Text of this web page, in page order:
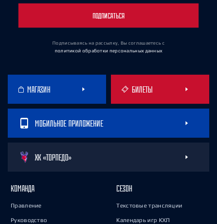
ПОДПИСАТЬСЯ
Подписываясь на рассылку, Вы соглашаетесь с
политикой обработки персональных данных
МАГАЗИН БИЛЕТЫ
МОБИЛЬНОЕ ПРИЛОЖЕНИЕ
ХК «ТОРПЕДО»
КОМАНДА
Правление
Руководство
СЕЗОН
Текстовые трансляции
Календарь игр КХЛ